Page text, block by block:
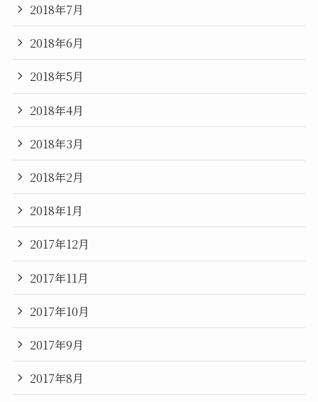
2018年7月
2018年6月
2018年5月
2018年4月
2018年3月
2018年2月
2018年1月
2017年12月
2017年11月
2017年10月
2017年9月
2017年8月